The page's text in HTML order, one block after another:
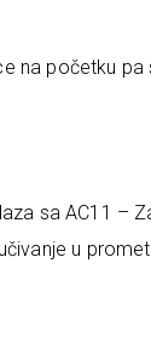
na početku
sa AC11 –
u